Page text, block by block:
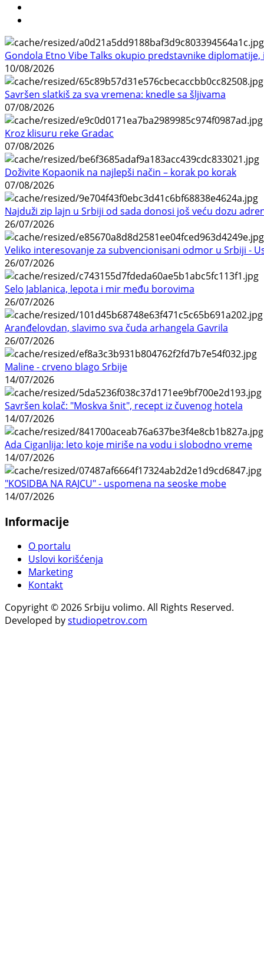
Gondola Etno Vibe Talks okupio predstavnike
10/08/2026
Savršen slatkiš za sva vremena: knedle sa šljivama
07/08/2026
Kroz klisuru reke Gradac
07/08/2026
Doživite Kopaonik na najlepši način – korak po korak
07/08/2026
Najduži zip lajn u Srbiji od sada donosi još veću dozu
26/07/2026
Veliko interesovanje za subvencionisani odmor u Srbiji -
26/07/2026
Selo Jablanica, lepota i mir među borovima
26/07/2026
Aranđelovdan, slavimo sva čuda arhangela Gavrila
26/07/2026
Maline - crveno blago Srbije
14/07/2026
Savršen kolač: "Moskva šnit", recept iz čuvenog hotela
14/07/2026
Ada Ciganlija: leto koje miriše na vodu i slobodno vreme
14/07/2026
"KOSIDBA NA RAJCU" - uspomena na seoske mobe
14/07/2026
Informacije
O portalu
Uslovi korišćenja
Marketing
Kontakt
Copyright © 2026 Srbiju volimo. All Rights Reserved.
Developed bystudiopetrov.com